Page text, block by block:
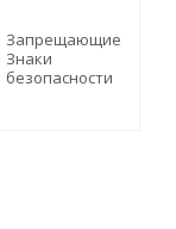
Запрещающие
Знаки
безопасности